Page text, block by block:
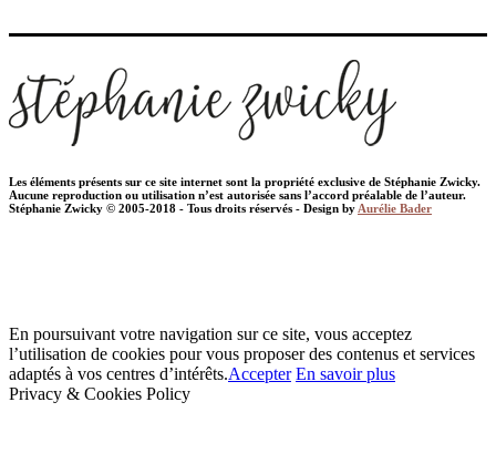
Les éléments présents sur ce site internet sont la propriété exclusive de Stéphanie Zwicky.
Aucune reproduction ou utilisation n’est autorisée sans l’accord préalable de l’auteur.
Stéphanie Zwicky © 2005-2018 - Tous droits réservés - Design by Aurélie Bader
En poursuivant votre navigation sur ce site, vous acceptez
l’utilisation de cookies pour vous proposer des contenus et services
adaptés à vos centres d’intérêts.Accepter En savoir plus
Privacy & Cookies Policy